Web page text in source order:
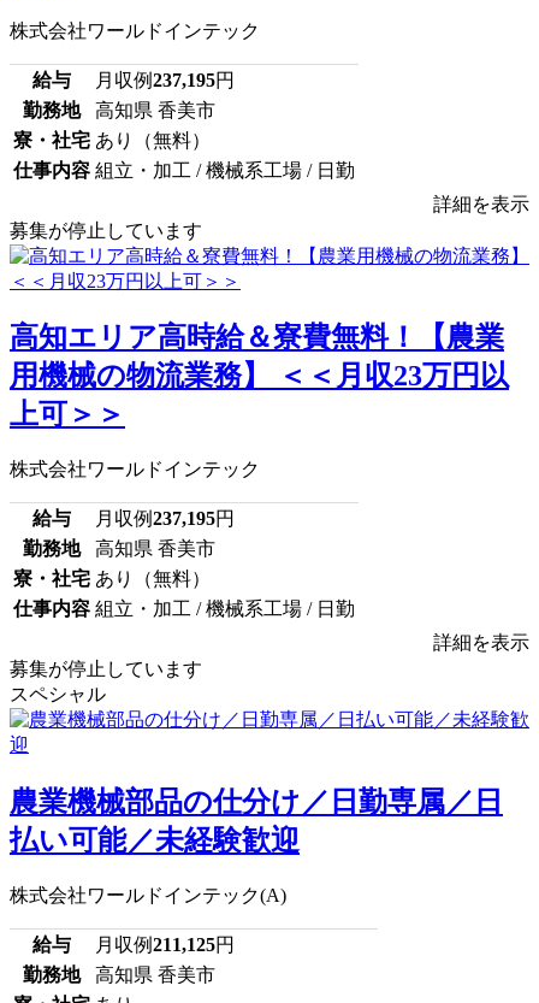
株式会社ワールドインテック
給与 月収例237,195円
勤務地
高知県 香美市
寮・社宅 あり（無料）
仕事内容 組立・加工 / 機械系工場 / 日勤
詳細を表示
募集が停止しています
高知エリア高時給＆寮費無料！【農業
用機械の物流業務】 ＜＜月収23万円以
上可＞＞
株式会社ワールドインテック
給与 月収例237,195円
勤務地
高知県 香美市
寮・社宅 あり（無料）
仕事内容 組立・加工 / 機械系工場 / 日勤
詳細を表示
募集が停止しています
スペシャル
農業機械部品の仕分け／日勤専属／日
払い可能／未経験歓迎
株式会社ワールドインテック(A)
給与 月収例211,125円
勤務地
高知県 香美市